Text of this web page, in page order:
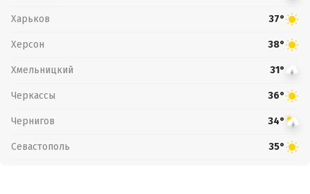
Харьков 37°
Херсон 38°
Хмельницкий 31°
Черкассы 36°
Чернигов 34°
Севастополь 35°